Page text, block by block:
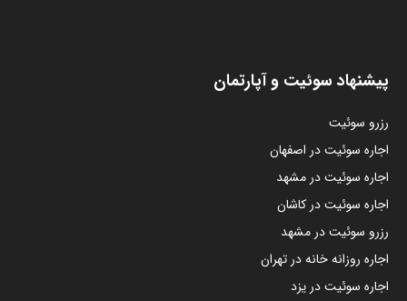
پیشنهاد سوئیت و آپارتمان
رزرو سوئیت
اجاره سوئیت در اصفهان
اجاره سوئیت در مشهد
اجاره سوئیت در کاشان
رزرو سوئیت در مشهد
اجاره روزانه خانه در تهران
اجاره سوئیت در یزد